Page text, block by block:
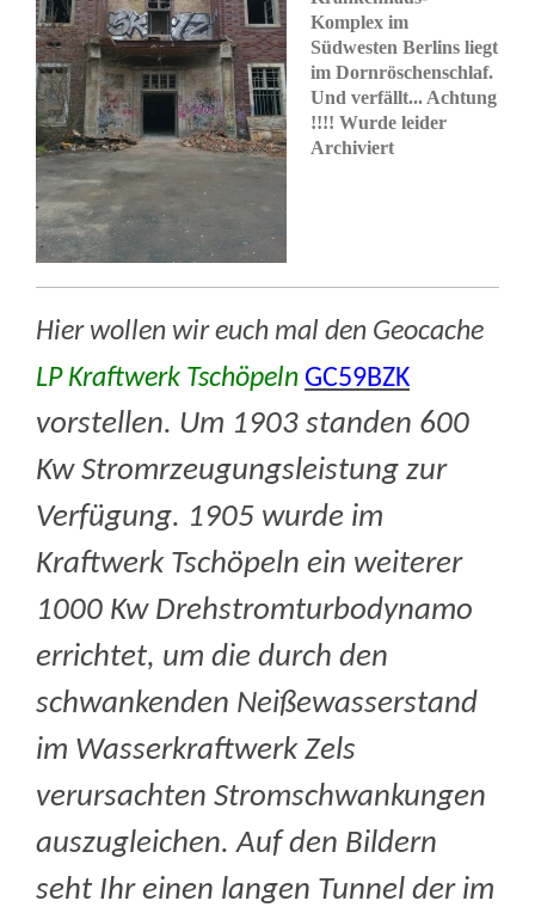
Komplex im
Südwesten Berlins liegt
im Dornröschenschlaf.
Und verfällt... Achtung
!!!! Wurde leider
Archiviert
Hier wollen wir euch mal den Geocache
LP Kraftwerk Tschöpeln GC59BZK
vorstellen. Um 1903 standen 600
Kw Stromrzeugungsleistung zur
Verfügung. 1905 wurde im
Kraftwerk Tschöpeln ein weiterer
1000 Kw Drehstromturbodynamo
errichtet, um die durch den
schwankenden Neißewasserstand
im Wasserkraftwerk Zels
verursachten Stromschwankungen
auszugleichen. Auf den Bildern
seht Ihr einen langen Tunnel der im